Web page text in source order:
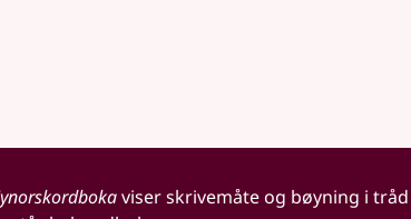
viser skrivemåte og bøyning i